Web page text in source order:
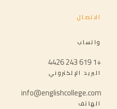
الاتصال
واتساب
+1 619 243 4426
البريد الإلكتروني
info@englishcollege.com
الهاتف